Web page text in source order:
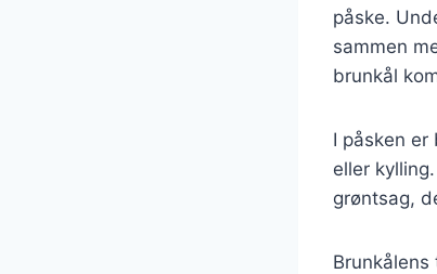
påske.
sammen
brunkål
I påsken
eller
grøntsag,